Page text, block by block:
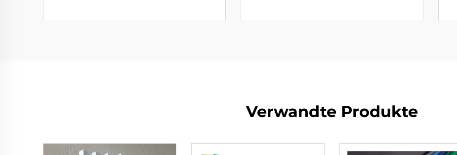
Verwandte Produkte